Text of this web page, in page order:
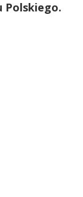
Polskiego.